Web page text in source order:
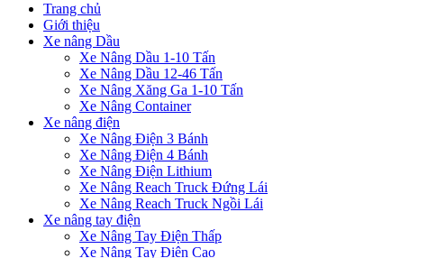
Trang chủ
Giới thiệu
Xe nâng Dầu
Xe Nâng Dầu 1-10 Tấn
Xe Nâng Dầu 12-46 Tấn
Xe Nâng Xăng Ga 1-10 Tấn
Xe Nâng Container
Xe nâng điện
Xe Nâng Điện 3 Bánh
Xe Nâng Điện 4 Bánh
Xe Nâng Điện Lithium
Xe Nâng Reach Truck Đứng Lái
Xe Nâng Reach Truck Ngồi Lái
Xe nâng tay điện
Xe Nâng Tay Điện Thấp
Xe Nâng Tay Điện Cao